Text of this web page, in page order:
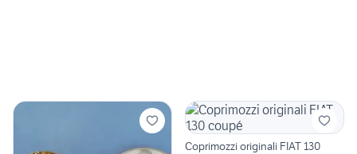
Coprimozzi originali FIAT 130